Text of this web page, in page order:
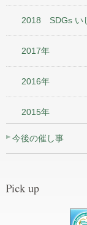
2018 SDGs い
2017年
2016年
2015年
今後の催し事